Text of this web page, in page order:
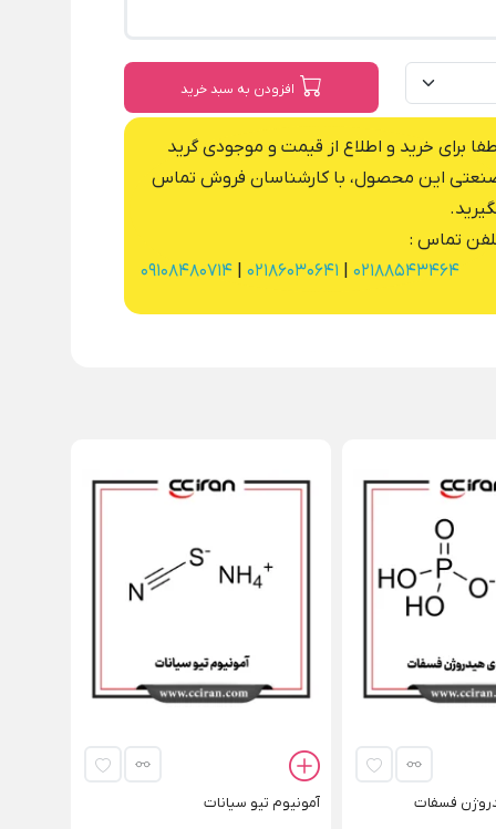
افزودن به سبد خرید
برای خرید و اطلاع از قیمت و موجودی گرید
این محصول، با کارشناسان فروش تماس
تماس :
02188543464
02186030641
09108480714
فسفات آمونیوم تیو سیانات